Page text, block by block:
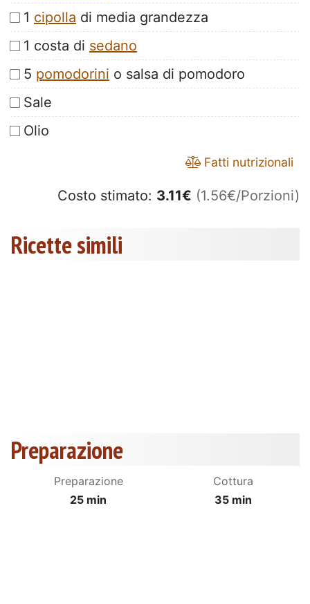
1 cipolla di media grandezza
1 costa di sedano
5 pomodorini o salsa di pomodoro
Sale
Olio
Fatti nutrizionali
Costo stimato: 3.11€ (1.56€/Porzioni)
Ricette simili
Preparazione
Preparazione
25 min
Cottura
35 min